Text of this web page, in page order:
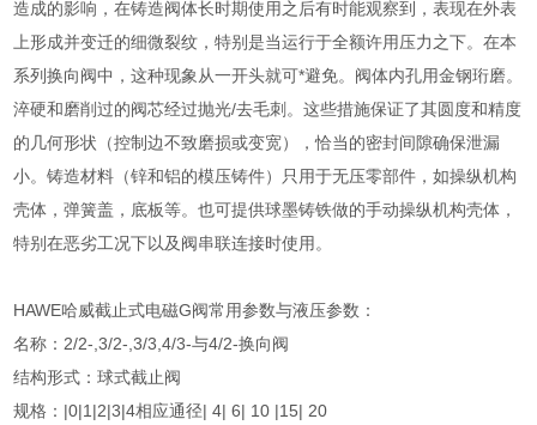
造成的影响，在铸造阀体长时期使用之后有时能观察到，表现在外表
上形成并变迁的细微裂纹，特别是当运行于全额许用压力之下。在本
系列换向阀中，这种现象从一开头就可*避免。阀体内孔用金钢珩磨。
淬硬和磨削过的阀芯经过抛光/去毛刺。这些措施保证了其圆度和精度
的几何形状（控制边不致磨损或变宽），恰当的密封间隙确保泄漏
小。铸造材料（锌和铝的模压铸件）只用于无压零部件，如操纵机构
壳体，弹簧盖，底板等。也可提供球墨铸铁做的手动操纵机构壳体，
特别在恶劣工况下以及阀串联连接时使用。
HAWE哈威截止式电磁G阀常用参数与液压参数：
名称：2/2-,3/2-,3/3,4/3-与4/2-换向阀
结构形式：球式截止阀
规格：|0|1|2|3|4相应通径| 4| 6| 10 |15| 20